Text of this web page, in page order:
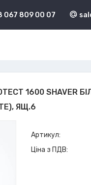
067 809 00 07
1600 SHAVER
ЯЩ.6
Артикул:
Ціна з ПДВ: